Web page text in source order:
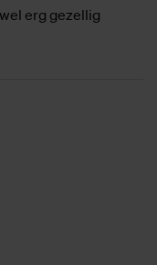
erg gezellig